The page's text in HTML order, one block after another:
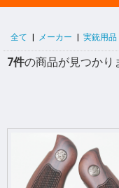
全て メーカー 実銃用品
7件の商品が見つかり